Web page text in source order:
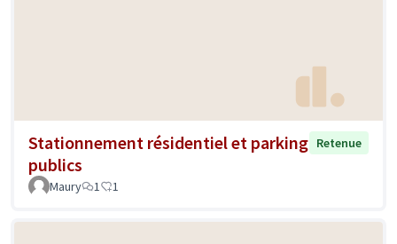
Stationnement résidentiel et parking
publics
Retenue
Maury 1 1